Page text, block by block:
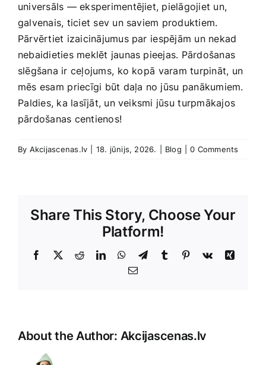
universāls — eksperimentējiet, pielāgojiet un,
galvenais, ticiet sev un saviem produktiem.
Pārvērtiet izaicinājumus par ⁢iespējām un nekad
nebaidieties ​meklēt jaunas pieejas. Pārdošanas
slēgšana ir ceļojums, ⁤ko kopā ⁢varam turpināt, un
mēs esam ⁢priecīgi būt daļa no jūsu⁤ panākumiem.
⁢Paldies, ka lasījāt, un veiksmi ​jūsu ⁢turpmākajos
pārdošanas centienos!
By Akcijascenas.lv 18. jūnijs, 2026. Blog 0 Comments
Share This Story, Choose Your
Platform!
Facebook
X RedditLinkedInWhatsApp
TelegramTumblr Pinterest
Vk
Xing
E-
About the Author: Akcijascenas.lv